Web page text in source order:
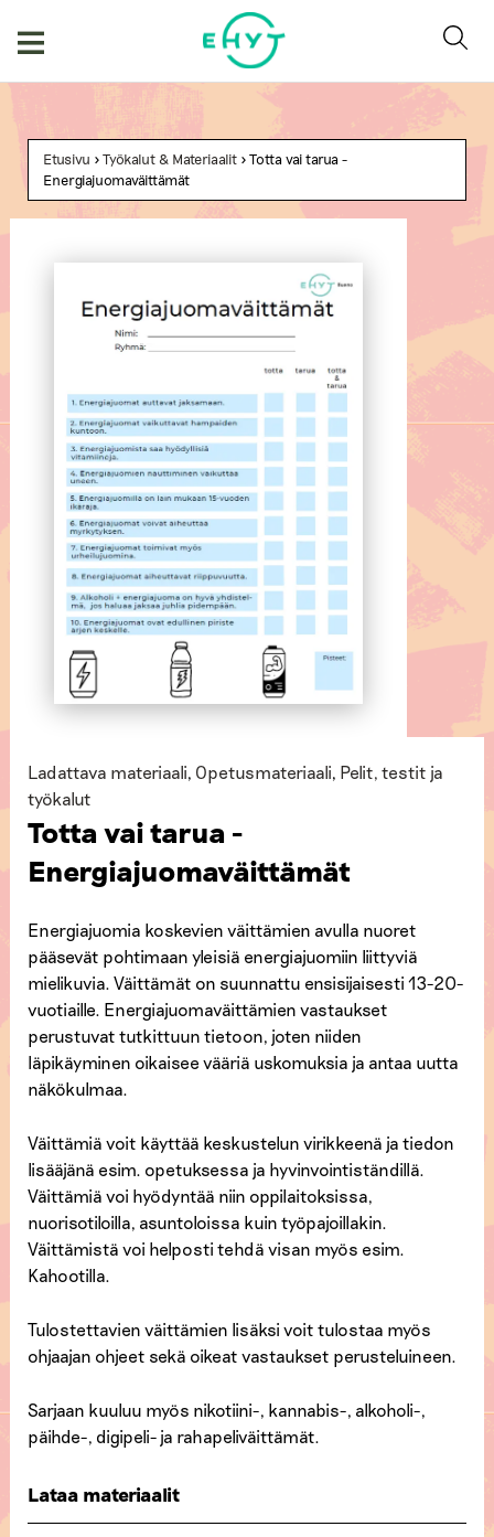
Etusivu >Työkalut & Materiaalit> Totta vai tarua -
Energiajuomaväittämät
Ladattava materiaali, Opetusmateriaali, Pelit, testit ja
työkalut
Totta vai tarua -
Energiajuomaväittämät
Energiajuomia koskevien väittämien avulla nuoret
pääsevät pohtimaan yleisiä energiajuomiin liittyviä
mielikuvia. Väittämät on suunnattu ensisijaisesti 13-20-
vuotiaille. Energiajuomaväittämien vastaukset
perustuvat tutkittuun tietoon, joten niiden
läpikäyminen oikaisee vääriä uskomuksia ja antaa uutta
näkökulmaa.
Väittämiä voit käyttää keskustelun virikkeenä ja tiedon
lisääjänä esim. opetuksessa ja hyvinvointiständillä.
Väittämiä voi hyödyntää niin oppilaitoksissa,
nuorisotiloilla, asuntoloissa kuin työpajoillakin.
Väittämistä voi helposti tehdä visan myös esim.
Kahootilla.
Tulostettavien väittämien lisäksi voit tulostaa myös
ohjaajan ohjeet sekä oikeat vastaukset perusteluineen.
Sarjaan kuuluu myös nikotiini-, kannabis-, alkoholi-,
päihde-, digipeli- ja rahapeliväittämät.
Lataa materiaalit